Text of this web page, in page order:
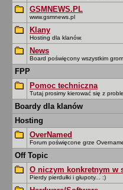
GSMNEWS.PL
www.gsmnews.pl
Klany
Hosting dla klanów.
News
Board poświęcony wszystkim
FPP
Pomoc techniczna
Tutaj prosimy kierować się z
Boardy dla klanów
Hosting
OverNamed
Forum poświęcone grze
Off Topic
O niczym konkretnym w
Pierdy pierdułki i głupoty... :)